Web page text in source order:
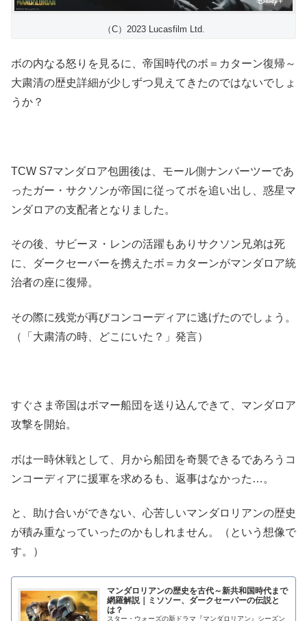
（C）2023 Lucasfilm Ltd.
ボの内なる怒りを見るに、帝国時代のボ＝カターン復帰～
大粛清の歴史詳細が少しずつ見えてきたのではないでしょ
うか？
TCW S7マンダロア包囲後は、モール側ナンバーツーであ
ったガー・サクソンが帝国に従ってボを追い出し、惑星マ
ンダロアの支配者となりました。
その後、サビーヌ・レンの活躍もありサクソン兄弟は死
に、ダークセーバーを携えたボ＝カターンがマンダロア統
治者の座に復帰。
その際に残党が再びコンコーディアに逃げたのでしょう。
（「大粛清の時、どこにいた？」発言）
すぐさま帝国はボマー船団を送り込んできて、マンダロア
攻撃を開始。
ボは一時休戦として、月から船団を奇襲できるであろうコ
ンコーディアに援軍を求めるも、返事はなかった…。
と、助け合いができない、心苦しいマンダロリアンの歴史
が積み重なっていったのかもしれません。（という想像で
す。）
マンダロリアンの歴史を古代～新共和国時代まで
網羅解説｜ミソソー、ダークセーバーの伝説と
は？
スター・ウォーズの新ドラマ『マンダロリアン』シーズン